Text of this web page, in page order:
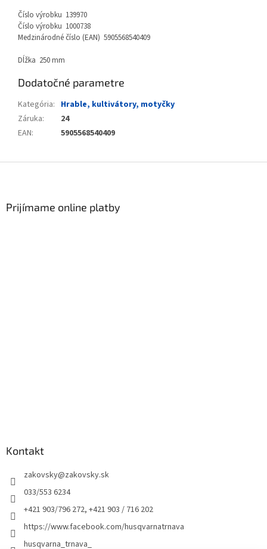
Číslo výrobku 139970
Číslo výrobku 1000738
Medzinárodné číslo (EAN) 5905568540409
Dĺžka 250 mm
Dodatočné parametre
Kategória: Hrable, kultivátory, motyčky
Záruka:
24
EAN: 5905568540409
Prijímame online platby
Kontakt
zakovsky@zakovsky.sk
033/553 6234
+421 903/796 272, +421 903 / 716 202
https://www.facebook.com/husqvarnatrnava
husqvarna_trnava_